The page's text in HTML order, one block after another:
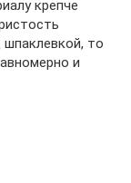
крепче
шпаклевкой, то
и